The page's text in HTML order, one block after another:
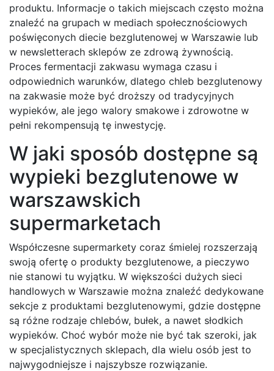
produktu. Informacje o takich miejscach często można
znaleźć na grupach w mediach społecznościowych
poświęconych diecie bezglutenowej w Warszawie lub
w newsletterach sklepów ze zdrową żywnością.
Proces fermentacji zakwasu wymaga czasu i
odpowiednich warunków, dlatego chleb bezglutenowy
na zakwasie może być droższy od tradycyjnych
wypieków, ale jego walory smakowe i zdrowotne w
pełni rekompensują tę inwestycję.
W jaki sposób dostępne są
wypieki bezglutenowe w
warszawskich
supermarketach
Współczesne supermarkety coraz śmielej rozszerzają
swoją ofertę o produkty bezglutenowe, a pieczywo
nie stanowi tu wyjątku. W większości dużych sieci
handlowych w Warszawie można znaleźć dedykowane
sekcje z produktami bezglutenowymi, gdzie dostępne
są różne rodzaje chlebów, bułek, a nawet słodkich
wypieków. Choć wybór może nie być tak szeroki, jak
w specjalistycznych sklepach, dla wielu osób jest to
najwygodniejsze i najszybsze rozwiązanie.